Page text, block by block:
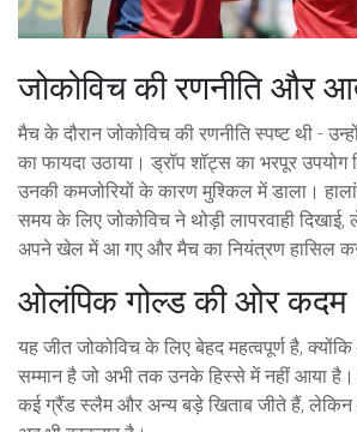
जोकोविच की रणनीति और
मैच के दौरान जोकोविच की रणनीति स्पष्ट थी -
का फायदा उठाया। ड्रॉप शॉट्स का भरपूर
उनकी कमजोरियों के कारण मुश्किल में डाला।
समय के लिए जोकोविच ने थोड़ी लापरवाही दिखाई,
अपने खेल में आ गए और मैच का नियंत्रण हासिल
ओलंपिक गोल्ड की ओर कदम
यह जीत जोकोविच के लिए बेहद महत्वपूर्ण है,
सम्मान है जो अभी तक उनके हिस्से में नहीं आया
कई ग्रैंड स्लैम और अन्य बड़े खिताब जीते हैं, लेकिन